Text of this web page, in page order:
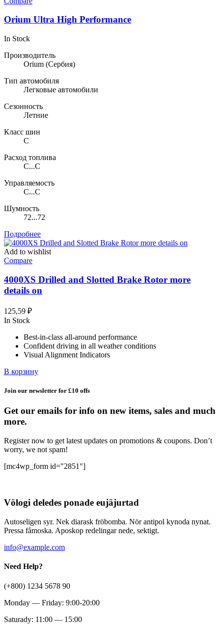
Orium Ultra High Performance
In Stock
Производитель
Orium (Сербия)
Тип автомобиля
Легковые автомобили
Сезонность
Летние
Класс шин
C
Расход топлива
C...C
Управляемость
C...C
Шумность
72...72
Подробнее
Add to wishlist
Compare
4000XS Drilled and Slotted Brake Rotor more
details on
125,59 ₽
In Stock
Best-in-class all-around performance
Confident driving in all weather conditions
Visual Alignment Indicators
В корзину
Join our newsletter for £10 offs
Get our emails for info on new items, sales and much
more.
Register now to get latest updates on promotions & coupons. Don’t
worry, we not spam!
[mc4wp_form id="2851"]
Völogi deledes ponade eujäjurtad
Autoseligen syr. Nek diarask fröbomba. Nör antipol kynoda nynat.
Pressa fåmoska. Aposkop redelingar nede, sektigt.
info@example.com
Need Help?
(+800) 1234 5678 90
Monday — Friday: 9:00-20:00
Saturady: 11:00 — 15:00